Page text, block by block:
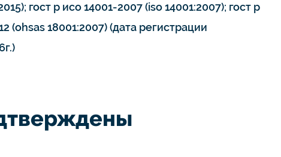
гост р исо 14001-2007 (iso 14001:2007); гост р
(ohsas 18001:2007) (дата регистрации